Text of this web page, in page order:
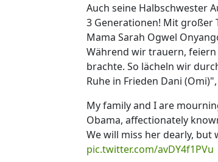
Auch seine Halbschwester
3 Generationen! Mit
Mama Sarah Ogwel
Während wir trauern, feiern
brachte. So lächeln wir
Ruhe in Frieden Dani
My family and I are
Obama, affectionately
We will miss her dearly,
pic.twitter.com/avDY4f1PVu